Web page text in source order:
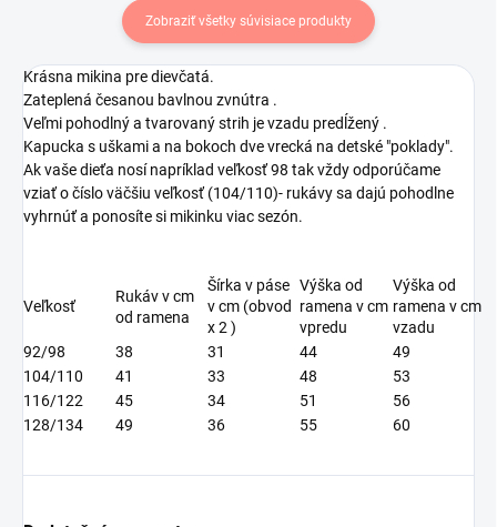
Zobraziť všetky súvisiace produkty
Krásna mikina pre dievčatá.
Zateplená česanou bavlnou zvnútra .
Veľmi pohodlný a tvarovaný strih je vzadu predĺžený .
Kapucka s uškami a na bokoch dve vrecká na detské "poklady".
Ak vaše dieťa nosí napríklad veľkosť 98 tak vždy odporúčame
vziať o číslo väčšiu veľkosť (104/110)- rukávy sa dajú pohodlne
vyhrnúť a ponosíte si mikinku viac sezón.
Veľkosť
Rukáv v cm
od ramena
Šírka v páse
v cm (obvod
x 2 )
Výška od
ramena v cm
vpredu
Výška od
ramena v cm
vzadu
92/98
38 31 44
49
104/110
41 33 48
53
116/122
45 34 51
56
128/134
49 36 55 60